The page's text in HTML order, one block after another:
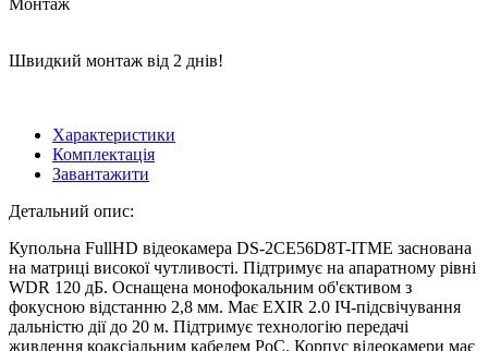
Монтаж
Швидкий монтаж від 2 днів!
Характеристики
Комплектація
Завантажити
Детальний опис:
Купольна FullHD відеокамера DS-2CE56D8T-ITME заснована
на матриці високої чутливості. Підтримує на апаратному рівні
WDR 120 дБ. Оснащена монофокальним об'єктивом з
фокусною відстанню 2,8 мм. Має EXIR 2.0 ІЧ-підсвічування
дальністю дії до 20 м. Підтримує технологію передачі
живлення коаксіальним кабелем PoC. Корпус відеокамери має